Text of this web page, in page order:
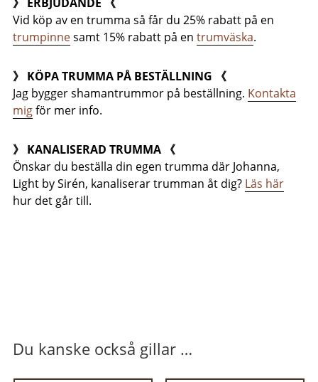
Vid köp av en trumma så får du 25% rabatt på en
trumpinnesamt 15% rabatt på en trumväska.
》 KÖPA TRUMMA PÅ BESTÄLLNING 《
Jag bygger shamantrummor på beställning. Kontakta
migför mer info.
》 KANALISERAD TRUMMA 《
Önskar du beställa din egen trumma där Johanna,
Light by Sirén, kanaliserar trumman åt dig? Läs här
hur det går till.
Du kanske också gillar …